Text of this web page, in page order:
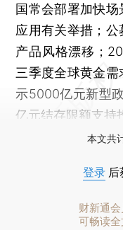
国常会部署加快
应用有关举措；
产品风格漂移；
三季度全球黄金
示5000亿元新型
亿元结存限额支持
本文共
登录 后
财新通会
可畅读全